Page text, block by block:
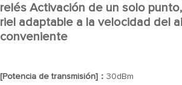
relés Activación de un solo
riel adaptable a la velocidad del
conveniente
[Potencia de transmisión]： 30dBm